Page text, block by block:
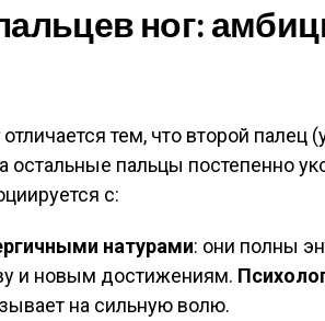
ног:
отличается тем, что второй палец
пальцы постепенно
с:
натурами: они полны
и новым достижениям.
на сильную волю.